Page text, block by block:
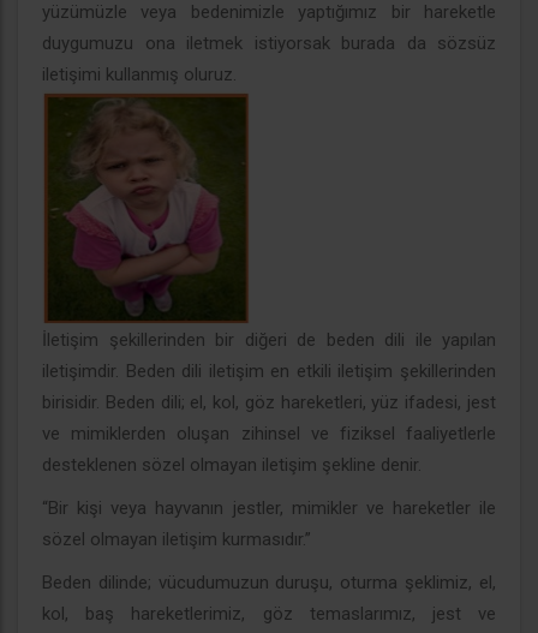
yüzümüzle veya bedenimizle yaptığımız bir hareketle
duygumuzu ona iletmek istiyorsak burada da sözsüz
iletişimi kullanmış oluruz.
İletişim şekillerinden bir diğeri de beden dili ile yapılan
iletişimdir. Beden dili iletişim en etkili iletişim şekillerinden
birisidir. Beden dili; el, kol, göz hareketleri, yüz ifadesi, jest
ve mimiklerden oluşan zihinsel ve fiziksel faaliyetlerle
desteklenen sözel olmayan iletişim şekline denir.
“Bir kişi veya hayvanın jestler, mimikler ve hareketler ile
sözel olmayan iletişim kurmasıdır.”
Beden dilinde; vücudumuzun duruşu, oturma şeklimiz, el,
kol, baş hareketlerimiz, göz temaslarımız, jest ve